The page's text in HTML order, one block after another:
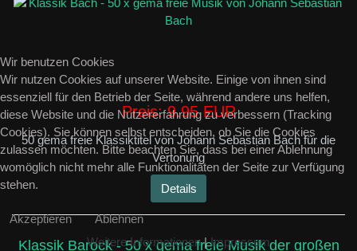
Preis:9.95 EUR
50 gema freie Klassiktitel von Johann Sebastian Bach für die
Vertonung
Details
Klassik Barock - 50 x gema freie Musik der großen
Wir benutzen Cookies
Wir nutzen Cookies auf unserer Website. Einige von ihnen sind
essenziell für den Betrieb der Seite, während andere uns helfen,
diese Website und die Nutzererfahrung zu verbessern (Tracking
Cookies). Sie können selbst entscheiden, ob Sie die Cookies
zulassen möchten. Bitte beachten Sie, dass bei einer Ablehnung
womöglich nicht mehr alle Funktionalitäten der Seite zur Verfügung
stehen.
Akzeptieren
Ablehnen
Weitere Informationen|Impressum